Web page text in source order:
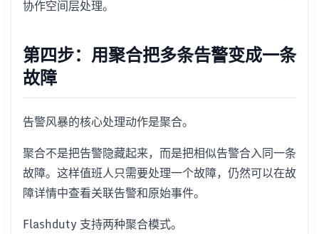
协作空间层处理。
第四步：用聚合把多条告警变成一条
故障
告警风暴的核心处理动作是聚合。
聚合不是把告警隐藏起来，而是把相似告警合入同一条
故障。这样值班人只需要处理一个故障，仍然可以在故
障详情中查看关联告警和原始事件。
Flashduty 支持两种聚合模式。